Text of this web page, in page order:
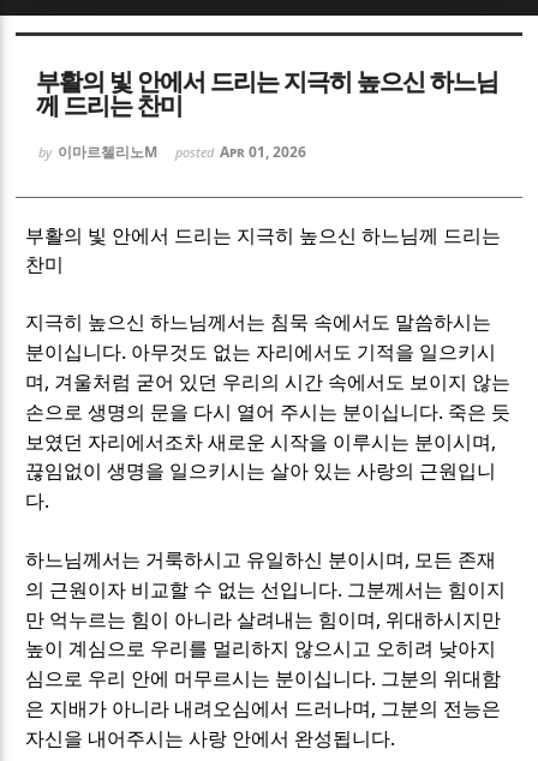
부활의 빛 안에서 드리는 지극히 높으신 하느님
께 드리는 찬미
by 이마르첼리노M posted Apr 01, 2026
부활의 빛 안에서 드리는 지극히 높으신 하느님께 드리는
찬미
지극히 높으신 하느님께서는 침묵 속에서도 말씀하시는
분이십니다. 아무것도 없는 자리에서도 기적을 일으키시
며 , 겨울처럼 굳어 있던 우리의 시간 속에서도 보이지 않는
손으로 생명의 문을 다시 열어 주시는 분이십니다. 죽은 듯
보였던 자리에서조차 새로운 시작을 이루시는 분이시며 ,
끊임없이 생명을 일으키시는 살아 있는 사랑의 근원입니
다.
하느님께서는 거룩하시고 유일하신 분이시며 , 모든 존재
의 근원이자 비교할 수 없는 선입니다. 그분께서는 힘이지
만 억누르는 힘이 아니라 살려내는 힘이며 , 위대하시지만
높이 계심으로 우리를 멀리하지 않으시고 오히려 낮아지
심으로 우리 안에 머무르시는 분이십니다. 그분의 위대함
은 지배가 아니라 내려오심에서 드러나며 , 그분의 전능은
자신을 내어주시는 사랑 안에서 완성됩니다.
Sketchbook5, 스케치북5
Sketchbook5, 스케치북5
Sketchbook5, 스케치북5
Sketchbook5, 스케치북5